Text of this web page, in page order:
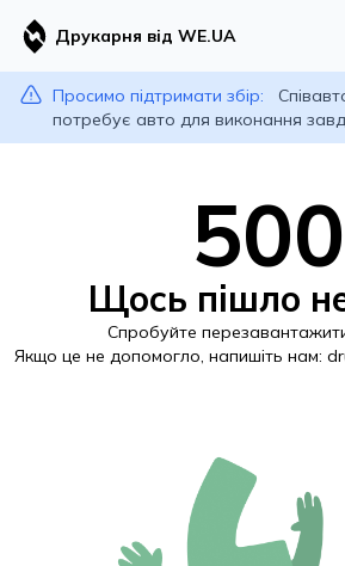
Друкарня від WE.UA
Просимо підтримати збір:
потребує авто для виконання
500
Щось пішло
Спробуйте
Якщо це не допомогло, напишіть нам: